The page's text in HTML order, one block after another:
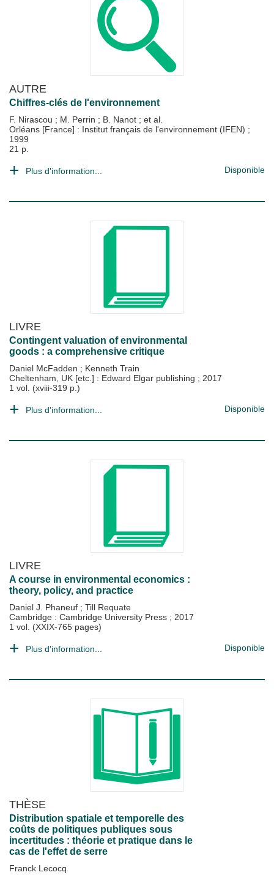
AUTRE
Chiffres-clés de l'environnement
F. Nirascou ; M. Perrin ; B. Nanot ; et al.
Orléans [France] : Institut français de l'environnement (IFEN) ;
1999
21 p.
Plus d'information... Disponible
LIVRE
Contingent valuation of environmental
goods : a comprehensive critique
Daniel McFadden ; Kenneth Train
Cheltenham, UK [etc.] : Edward Elgar publishing ; 2017
1 vol. (xviii-319 p.)
Plus d'information... Disponible
LIVRE
A course in environmental economics :
theory, policy, and practice
Daniel J. Phaneuf ; Till Requate
Cambridge : Cambridge University Press ; 2017
1 vol. (XXIX-765 pages)
Plus d'information... Disponible
THÈSE
Distribution spatiale et temporelle des
coûts de politiques publiques sous
incertitudes : théorie et pratique dans le
cas de l'effet de serre
Franck Lecocq